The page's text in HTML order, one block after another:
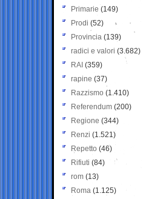
Primarie (149)
Prodi (52)
Provincia (139)
radici e valori (3.682)
RAI (359)
rapine (37)
Razzismo (1.410)
Referendum (200)
Regione (344)
Renzi (1.521)
Repetto (46)
Rifiuti (84)
rom (13)
Roma (1.125)